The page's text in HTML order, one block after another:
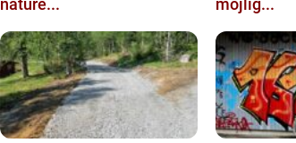
nature...
möjlig...